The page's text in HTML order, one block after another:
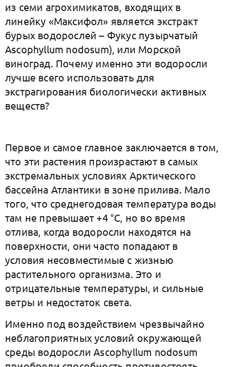
из семи агрохимикатов, входящих в
линейку «Максифол» является экстракт
бурых водорослей – Фукус пузырчатый
Ascophyllum nodosum), или Морской
виноград. Почему именно эти водоросли
лучше всего использовать для
экстрагирования биологически активных
веществ?
Первое и самое главное заключается в том,
что эти растения произрастают в самых
экстремальных условиях Арктического
бассейна Атлантики в зоне прилива. Мало
того, что среднегодовая температура воды
там не превышает +4 °С, но во время
отлива, когда водоросли находятся на
поверхности, они часто попадают в
условия несовместимые с жизнью
растительного организма. Это и
отрицательные температуры, и сильные
ветры и недостаток света.
Именно под воздействием чрезвычайно
неблагоприятных условий окружающей
среды водоросли Ascophyllum nodosum